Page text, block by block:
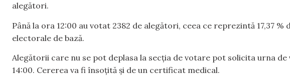
alegători.
Până la ora 12:00 au votat 2382 de alegători, ceea ce reprezintă 17,37
electorale de bază.
Alegătorii care nu se pot deplasa la secția de votare pot solicita urna
14:00. Cererea va fi însoțită și de un certificat medical.